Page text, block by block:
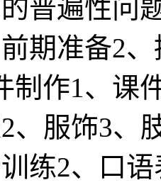
普遍性问
期准备2
制作1、课
、服饰3、
练2、口